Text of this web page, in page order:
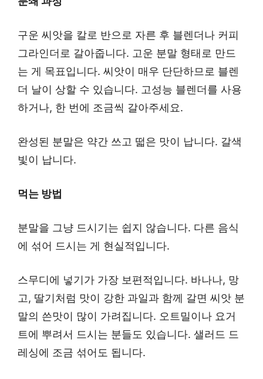
구운 씨앗을 칼로 반으로 자른 후 블렌더나 커피
그라인더로 갈아줍니다. 고운 분말 형태로 만드
는 게 목표입니다. 씨앗이 매우 단단하므로 블렌
더 날이 상할 수 있습니다. 고성능 블렌더를 사용
하거나, 한 번에 조금씩 갈아주세요.
완성된 분말은 약간 쓰고 떫은 맛이 납니다. 갈색
빛이 납니다.
먹는 방법
분말을 그냥 드시기는 쉽지 않습니다. 다른 음식
에 섞어 드시는 게 현실적입니다.
스무디에 넣기가 가장 보편적입니다. 바나나, 망
고, 딸기처럼 맛이 강한 과일과 함께 갈면 씨앗 분
말의 쓴맛이 많이 가려집니다. 오트밀이나 요거
트에 뿌려서 드시는 분들도 있습니다. 샐러드 드
레싱에 조금 섞어도 됩니다.